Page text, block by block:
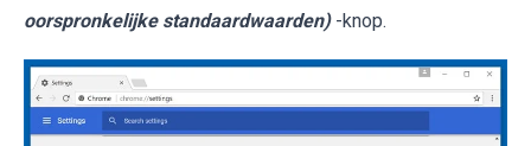
oorspronkelijke standaardwaarden) -knop.